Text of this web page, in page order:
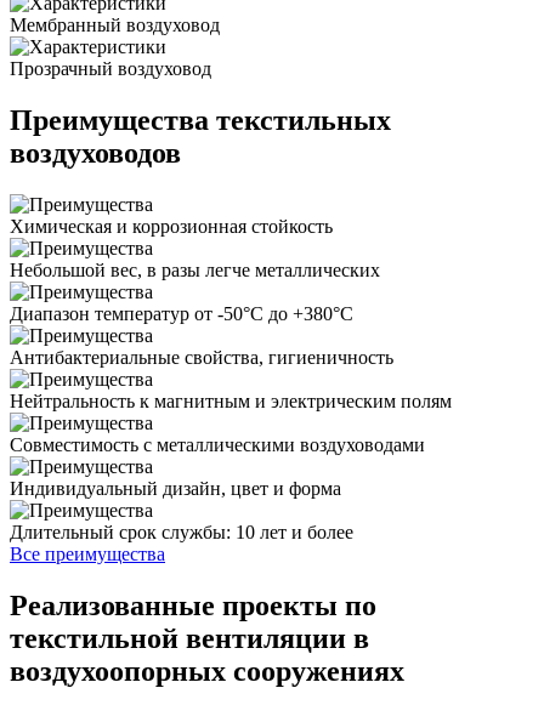
Мембранный воздуховод
Прозрачный воздуховод
Преимущества текстильных
воздуховодов
Химическая и коррозионная стойкость
Небольшой вес, в разы легче металлических
Диапазон температур от -50°C до +380°C
Антибактериальные свойства, гигиеничность
Нейтральность к магнитным и электрическим полям
Совместимость с металлическими воздуховодами
Индивидуальный дизайн, цвет и форма
Длительный срок службы: 10 лет и более
Все преимущества
Реализованные проекты по
текстильной вентиляции в
воздухоопорных сооружениях